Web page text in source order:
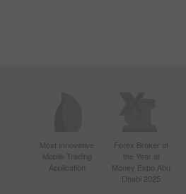
Most Innovative
Mobile Trading
Application
Forex Broker of
the Year at
Money Expo Abu
Dhabi 2025